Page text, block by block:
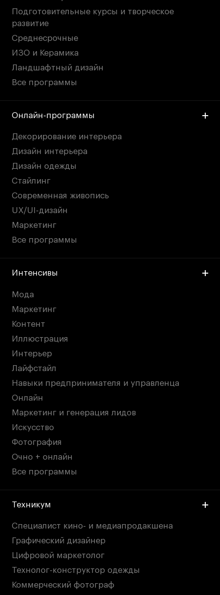
Подготовительные курсы и творческое
развитие
Среднесрочные
ИЗО и Керамика
Ландшафтный дизайн
Все программы
Онлайн-программы
Декорирование интерьера
Дизайн интерьера
Дизайн одежды
Стайлинг
Современная живопись
UX/UI-дизайн
Маркетинг
Все программы
Интенсивы
Мода
Маркетинг
Контент
Иллюстрация
Интерьер
Лайфстайл
Навыки предпринимателя и управленца
Онлайн
Маркетинг и генерация лидов
Искусство
Фотография
Очно + онлайн
Все программы
Техникум
Специалист кино- и медиапродакшена
Графический дизайнер
Цифровой маркетолог
Технолог-конструктор одежды
Коммерческий фотограф